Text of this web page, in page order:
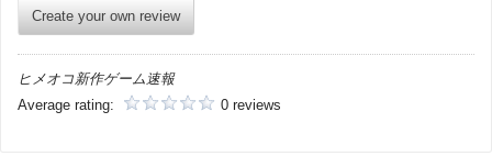
Create your own review
ヒメオコ新作ゲーム速報
Average rating:
0 reviews